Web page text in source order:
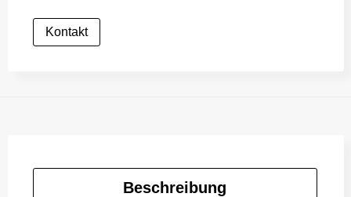
Kontakt
Beschreibung